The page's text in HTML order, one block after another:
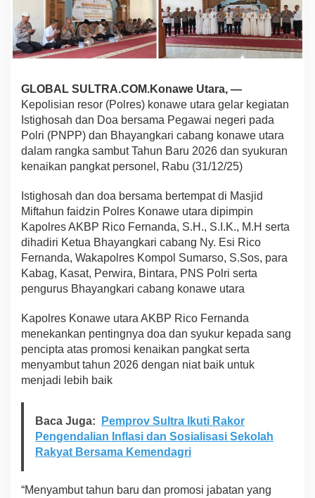
B
e
r
s
a
a
m
b
u
t
h
u
n
B
a
r
u
2
2
S
e
r
t
u
k
u
n
GLOBAL SULTRA.COM.Konawe Utara, —
Kepolisian resor (Polres) konawe utara gelar kegiatan
Istighosah dan Doa bersama Pegawai negeri pada
Polri (PNPP) dan Bhayangkari cabang konawe utara
dalam rangka sambut Tahun Baru 2026 dan syukuran
kenaikan pangkat personel, Rabu (31/12/25)
Istighosah dan doa bersama bertempat di Masjid
Miftahun faidzin Polres Konawe utara dipimpin
Kapolres AKBP Rico Fernanda, S.H., S.I.K., M.H serta
dihadiri Ketua Bhayangkari cabang Ny. Esi Rico
Fernanda, Wakapolres Kompol Sumarso, S.Sos, para
Kabag, Kasat, Perwira, Bintara, PNS Polri serta
pengurus Bhayangkari cabang konawe utara
Kapolres Konawe utara AKBP Rico Fernanda
menekankan pentingnya doa dan syukur kepada sang
pencipta atas promosi kenaikan pangkat serta
menyambut tahun 2026 dengan niat baik untuk
menjadi lebih baik
Baca Juga:
Pemprov Sultra Ikuti Rakor
Pengendalian Inflasi dan Sosialisasi Sekolah
Rakyat Bersama Kemendagri
“Menyambut tahun baru dan promosi jabatan yang